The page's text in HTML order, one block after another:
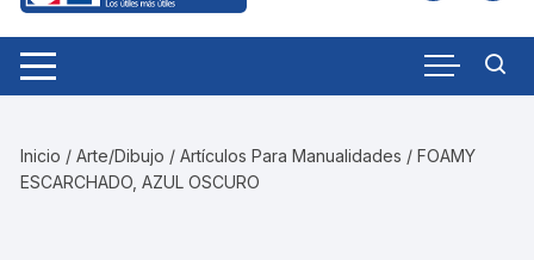
Inicio /Arte/Dibujo /Artículos Para Manualidades / FOAMY
ESCARCHADO, AZUL OSCURO